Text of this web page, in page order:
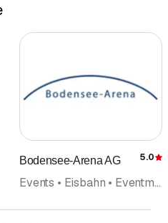
CHF 210.00
bis Mitte März (Winter):
und Familienfeiern.
Atmosphäre servieren wir
den perfekten
Bodensee-Arena AG 5.0
Events • Eisbahn • Eventmanagement • Konferenzen Kongresse • Seminarhotel • Restaurant • Sportzentrum • Hotel • Dart • Sportanlage • Bar • Bed and Breakfast • Seminar • Bankett • Schweizerische Küche • Tagungszentrum • Hochzeit • Veranstaltungen • Catering • Partyservice • Festorganisation • Unterhaltung • Traiteur • Hockey Club • Konzerte